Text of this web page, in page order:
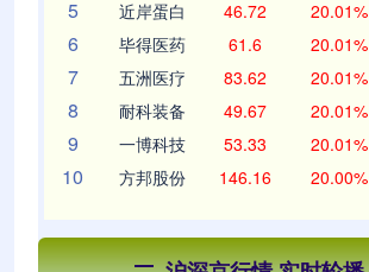
5 近岸蛋白 46.72 20.01%
6 毕得医药 61.6 20.01%
7 五洲医疗 83.62 20.01%
8 耐科装备 49.67 20.01%
9 一博科技 53.33 20.01%
10 方邦股份 146.16 20.00%